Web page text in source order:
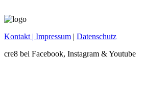
Kontakt | Impressum | Datenschutz
cre8 bei Facebook, Instagram & Youtube